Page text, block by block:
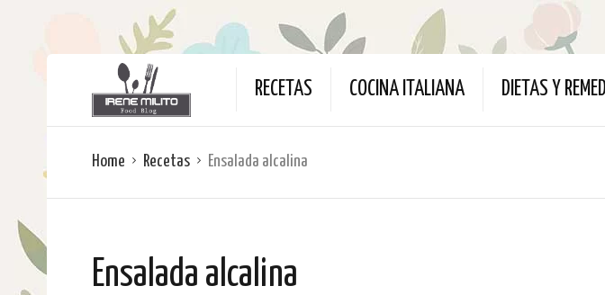
RECETAS COCINA ITALIANA DIETAS Y
Home Recetas Ensalada alcalina
Ensalada alcalina